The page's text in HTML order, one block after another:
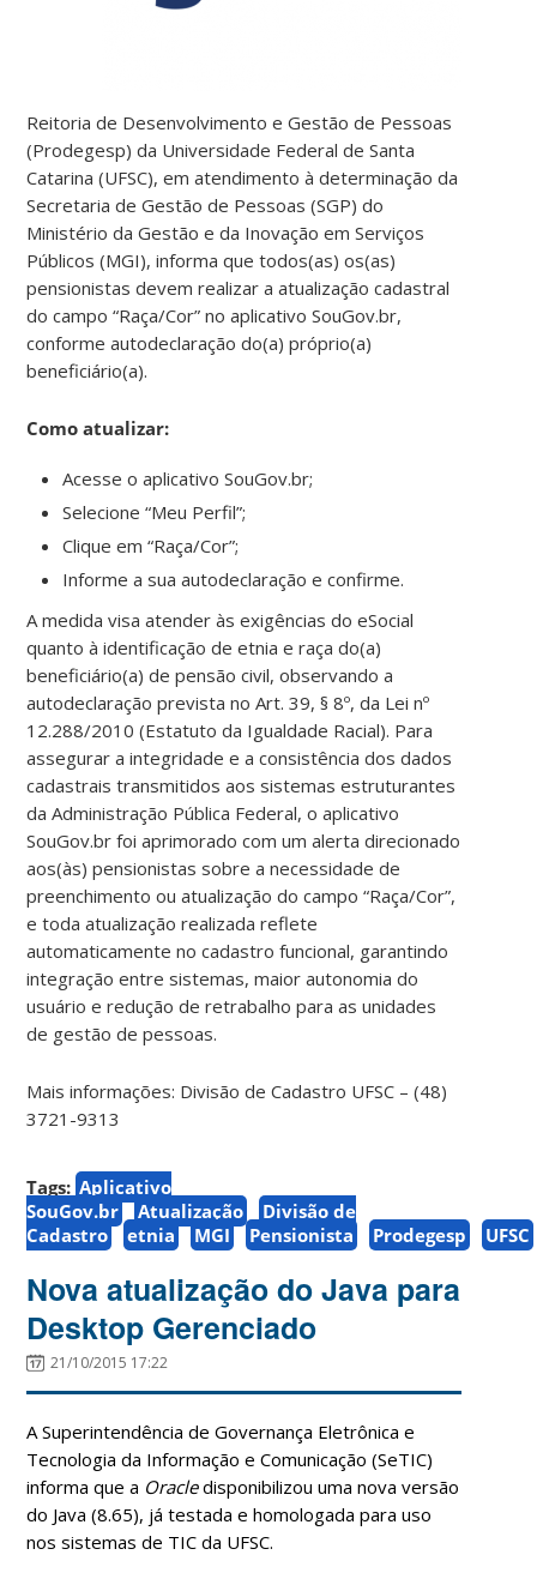
Reitoria de Desenvolvimento e Gestão de Pessoas
(Prodegesp) da Universidade Federal de Santa
Catarina (UFSC), em atendimento à determinação da
Secretaria de Gestão de Pessoas (SGP) do
Ministério da Gestão e da Inovação em Serviços
Públicos (MGI), informa que todos(as) os(as)
pensionistas devem realizar a atualização cadastral
do campo “Raça/Cor” no aplicativo SouGov.br,
conforme autodeclaração do(a) próprio(a)
beneficiário(a).
Como atualizar:
Acesse o aplicativo SouGov.br;
Selecione “Meu Perfil”;
Clique em “Raça/Cor”;
Informe a sua autodeclaração e confirme.
A medida visa atender às exigências do eSocial
quanto à identificação de etnia e raça do(a)
beneficiário(a) de pensão civil, observando a
autodeclaração prevista no Art. 39, § 8º, da Lei nº
12.288/2010 (Estatuto da Igualdade Racial). Para
assegurar a integridade e a consistência dos dados
cadastrais transmitidos aos sistemas estruturantes
da Administração Pública Federal, o aplicativo
SouGov.br foi aprimorado com um alerta direcionado
aos(às) pensionistas sobre a necessidade de
preenchimento ou atualização do campo “Raça/Cor”,
e toda atualização realizada reflete
automaticamente no cadastro funcional, garantindo
integração entre sistemas, maior autonomia do
usuário e redução de retrabalho para as unidades
de gestão de pessoas.
Mais informações: Divisão de Cadastro UFSC – (48)
3721-9313
Tags: Aplicativo
SouGov.br
Atualização
Divisão de
Cadastro
etnia MGI Pensionista Prodegesp UFSC
Nova atualização do Java para
Desktop Gerenciado
21/10/2015 17:22
A Superintendência de Governança Eletrônica e
Tecnologia da Informação e Comunicação (SeTIC)
informa que a Oracledisponibilizou uma nova versão
do Java (8.65), já testada e homologada para uso
nos sistemas de TIC da UFSC.